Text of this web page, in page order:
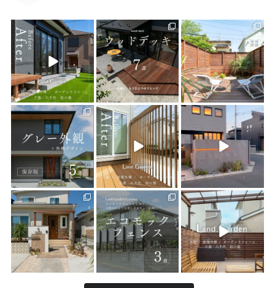
land_garden
3
land_garden
19 0
land_garden
19 0
land_garden
22 0
land_garden
22 0
land_garden
0
land_garden
25 0
land_garden
15 0
land_garden
32 0